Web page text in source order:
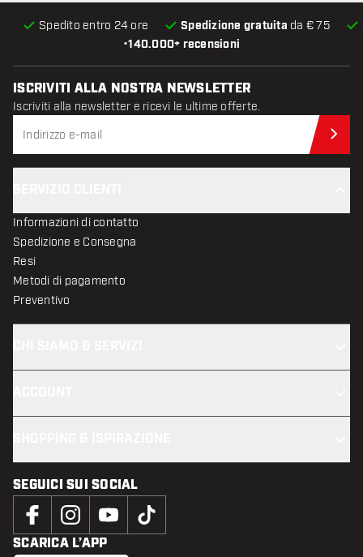
•140.000+ recensioni
Spedito entro 24 ore Spedizione gratuita da € 75
ISCRIVITI ALLA NOSTRA NEWSLETTER
Iscriviti alla newsletter e ricevi le ultime offerte.
Informazioni di contatto
Spedizione e Consegna
Resi
Metodi di pagamento
Preventivo
SEGUICI SUI SOCIAL
SCARICA L’APP